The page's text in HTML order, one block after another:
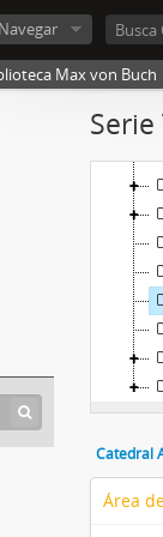
Navegar
Max von Buch
Catedral
Área